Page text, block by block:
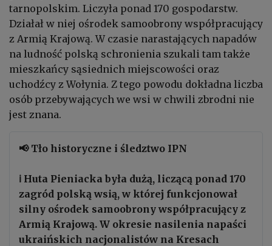
tarnopolskim. Liczyła ponad 170 gospodarstw.
Działał w niej ośrodek samoobrony współpracujący
z Armią Krajową. W czasie narastających napadów
na ludność polską schronienia szukali tam także
mieszkańcy sąsiednich miejscowości oraz
uchodźcy z Wołynia. Z tego powodu dokładna liczba
osób przebywających we wsi w chwili zbrodni nie
jest znana.
📢 Tło historyczne i śledztwo IPN
ℹ️ Huta Pieniacka była dużą, liczącą ponad 170
zagród polską wsią, w której funkcjonował
silny ośrodek samoobrony współpracujący z
Armią Krajową. W okresie nasilenia napaści
ukraińskich nacjonalistów na Kresach